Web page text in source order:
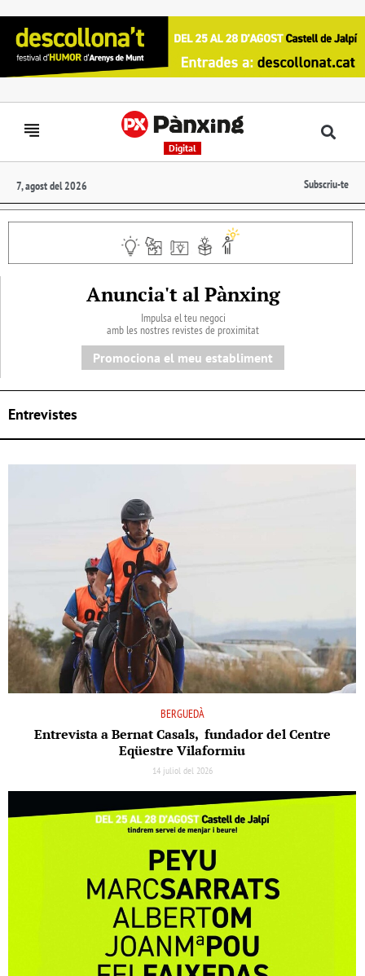
Digital
7, agost del 2026 Subscriu-te
Anuncia't al Pànxing
Impulsa el teu negoci
amb les nostres revistes de proximitat
Promociona el meu establiment
Entrevistes
BERGUEDÀ
Entrevista a Bernat Casals, fundador del Centre
Eqüestre Vilaformiu
14 juliol del 2026